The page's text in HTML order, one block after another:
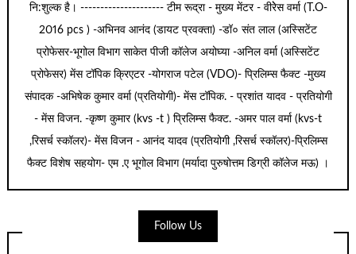
नि:शुल्क है। --------------------- टीम रूद्रा - मुख्य मेंटर - वीरेेस वर्मा (T.O-
2016 pcs ) -अभिनव आनंद (डायट प्रवक्ता) -डॉ० संत लाल (अस्सिटेंट
प्रोफेसर-भूगोल विभाग साकेत पीजी कॉलेज अयोघ्या -अनिल वर्मा (अस्सिटेंट
प्रोफेसर) मेंस टॉपिक क्रिएटर -योगराज पटेल (VDO)- प्रिलिम्स फैक्ट -मुख्य
संपादक -अभिषेक कुमार वर्मा (प्रतियोगी)- मेंस टॉपिक. - प्रशांत यादव - प्रतियोगी
- मेंस विजन. -कृष्ण कुमार (kvs -t ) प्रिलिम्स फैक्ट. -अमर पाल वर्मा (kvs-t
,रिसर्च स्कॉलर)- मेंस विजन - आनंद यादव (प्रतियोगी ,रिसर्च स्कॉलर)-प्रिलिम्स
फैक्ट विशेष सहयोग- एम .ए भूगोल विभाग (मर्यादा पुरुषोत्तम डिग्री कॉलेज मऊ) ।
Follow Us